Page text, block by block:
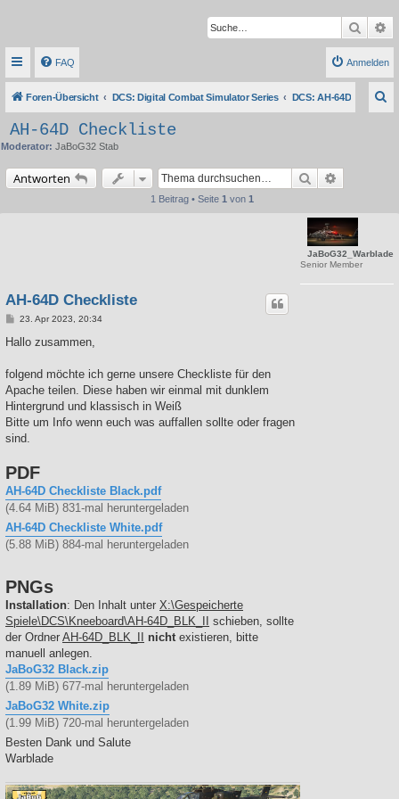
Suche
FAQ Anmelden
Foren-Übersicht DCS: Digital Combat Simulator Series DCS: AH-64D
AH-64D Checkliste
Moderator: JaBoG32 Stab
Antworten Suche
1 Beitrag • Seite 1 von 1
JaBoG32_Warblade
Senior Member
AH-64D Checkliste
B
i
a
g
23. Apr 2023, 20:34
Hallo zusammen,
folgend möchte ich gerne unsere Checkliste für den
Apache teilen. Diese haben wir einmal mit dunklem
Hintergrund und klassisch in Weiß
Bitte um Info wenn euch was auffallen sollte oder fragen
sind.
PDF
AH-64D Checkliste Black.pdf
(4.64 MiB) 831-mal heruntergeladen
AH-64D Checkliste White.pdf
(5.88 MiB) 884-mal heruntergeladen
PNGs
Installation: Den Inhalt unter X:\Gespeicherte
Spiele\DCS\Kneeboard\AH-64D_BLK_II schieben, sollte
der Ordner AH-64D_BLK_II nicht existieren, bitte
manuell anlegen.
JaBoG32 Black.zip
(1.89 MiB) 677-mal heruntergeladen
JaBoG32 White.zip
(1.99 MiB) 720-mal heruntergeladen
Besten Dank und Salute
Warblade